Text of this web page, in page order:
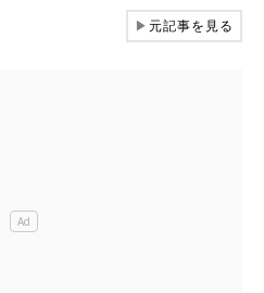
▶元記事を見る